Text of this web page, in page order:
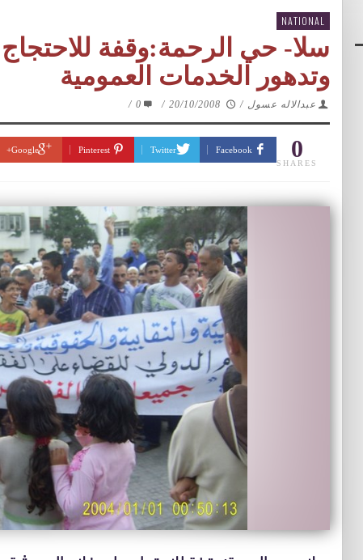
NATIONAL
سلا- حي الرحمة:وقفة
وتدهور الخدمات العمومية
عبدالاله عسول /
20/10/2008
/
0
/
0
SHARES
Facebook
Twitter
Pinterest
Google+